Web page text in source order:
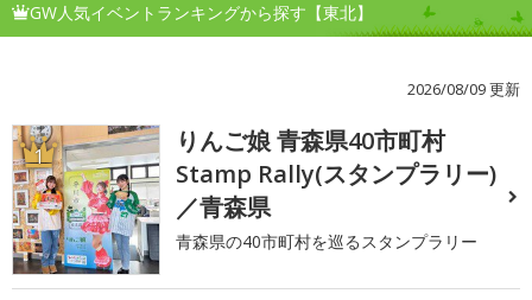
GW人気イベントランキングから探す【東北】
2026/08/09 更新
1
りんご娘 青森県40市町村
Stamp Rally(スタンプラリー)
／青森県
青森県の40市町村を巡るスタンプラリー